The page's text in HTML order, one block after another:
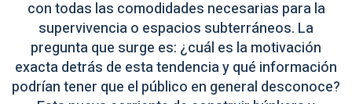
con todas las comodidades necesarias para la
supervivencia o espacios subterráneos. La
pregunta que surge es: ¿cuál es la motivación
exacta detrás de esta tendencia y qué información
podrían tener que el público en general desconoce?